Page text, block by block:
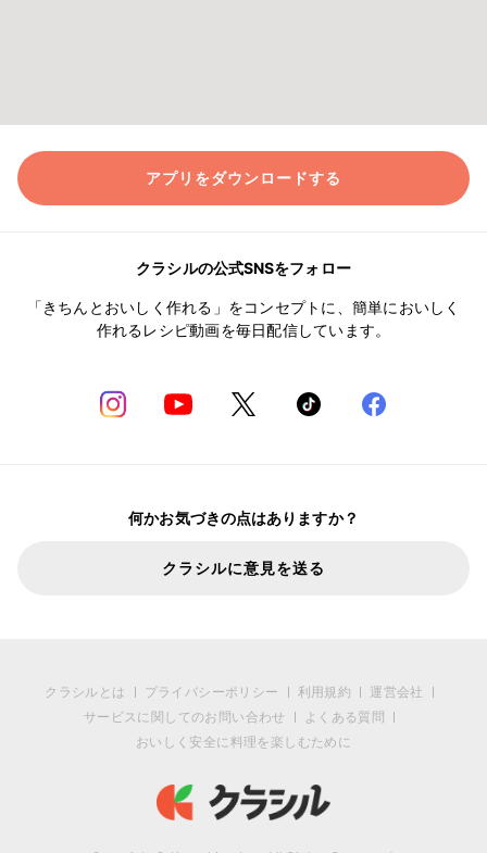
アプリをダウンロードする
クラシルの公式SNSをフォロー
「きちんとおいしく作れる」をコンセプトに、簡単においしく
作れるレシピ動画を毎日配信しています。
何かお気づきの点はありますか？
クラシルに意見を送る
クラシルとは プライバシーポリシー 利用規約
運営会社
サービスに関してのお問い合わせ
よくある質問
おいしく安全に料理を楽しむために